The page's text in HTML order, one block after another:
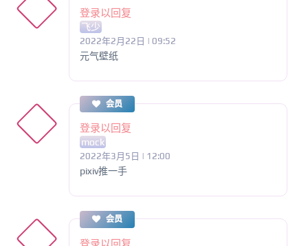
登录以回复
飞少
2022年2月22日 | 09:52
元气壁纸
会员
登录以回复
mock
2022年3月5日 | 12:00
pixiv推一手
会员
登录以回复